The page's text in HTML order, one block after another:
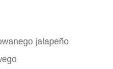
jalapeño